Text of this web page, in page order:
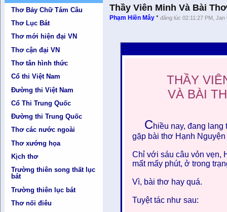
Thơ Bảy Chữ Tám Câu
Thơ Lục Bát
Thơ mới hiện đại VN
Thơ cận đại VN
Thơ tân hình thức
Cổ thi Việt Nam
Đường thi Việt Nam
Cổ Thi Trung Quốc
Đường thi Trung Quốc
Thơ các nước ngoài
Thơ xướng họa
Kịch thơ
Trường thiên song thất lục
bát
Trường thiên lục bát
Thơ nối điêu
Thầy Viên Minh Và Bài
Phạm Hiền Mây *đăng lúc 02:11:27 PM, Jan
THẦY
VÀ BÀI THƠ
Chiều nay, đang lang
gặp bài thơ Hạnh
Chỉ với sáu câu vỏn vẹn,
mất mấy phút, ở trong
Vì, bài thơ hay quá.
Tuyệt tác như sau: